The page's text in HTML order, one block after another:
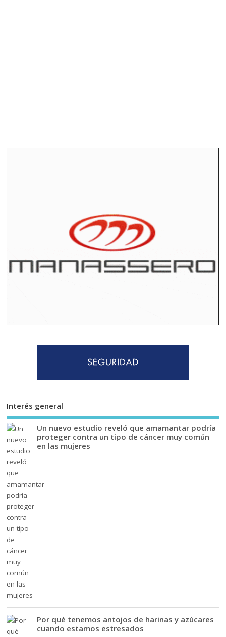
Interés general
Un nuevo estudio reveló que amamantar podría
proteger contra un tipo de cáncer muy común
en las mujeres
Por qué tenemos antojos de harinas y azúcares
cuando estamos estresados